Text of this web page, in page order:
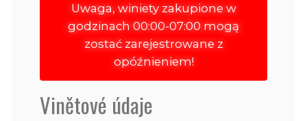
Uwaga, winiety zakupione w
godzinach 00:00-07:00 mogą
zostać zarejestrowane z
opóźnieniem!
Vinětové údaje